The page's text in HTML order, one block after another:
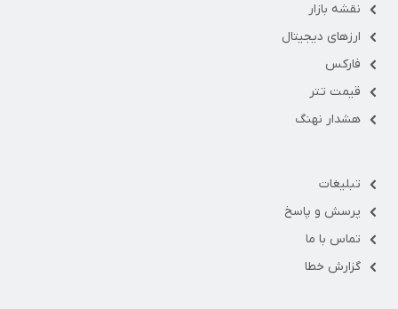
نقشه بازار
ارزهای دیجیتال
فارکس
قیمت تتر
هشدار نهنگ
تبلیغات
پرسش و پاسخ
تماس با ما
گزارش خطا